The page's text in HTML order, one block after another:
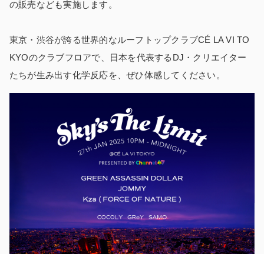
の販売なども実施します。
東京・渋谷が誇る世界的なルーフトップクラブCÉ LA VI TO
KYOのクラブフロアで、日本を代表するDJ・クリエイター
たちが生み出す化学反応を、ぜひ体感してください。